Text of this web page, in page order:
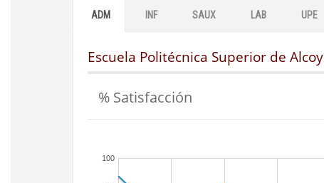
ADM INF SAUX LAB UPE
Escuela Politécnica Superior de Alcoy
% Satisfacción
100